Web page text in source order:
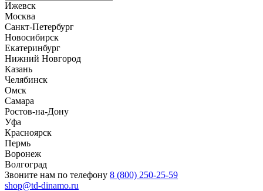
Ижевск
Москва
Санкт-Петербург
Новосибирск
Екатеринбург
Нижний Новгород
Казань
Челябинск
Омск
Самара
Ростов-на-Дону
Уфа
Красноярск
Пермь
Воронеж
Волгоград
Звоните нам по телефону 8 (800) 250-25-59
shop@td-dinamo.ru